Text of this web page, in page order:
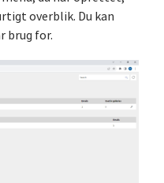
overblik. Du kan
brug for.